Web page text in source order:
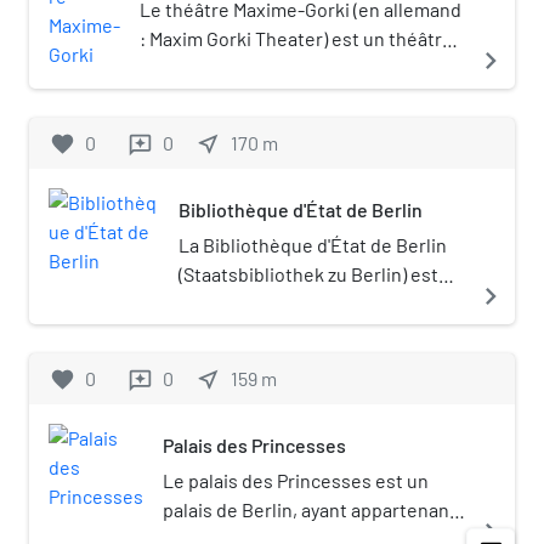
Le théâtre Maxime-Gorki (en allemand
: Maxim Gorki Theater) est un théâtre
l'écrivain soviétique Maxime Gorki. En
Erpulat (de), d'origine turque,
dramaturge austro-israélienne Yael
Ronen.
navigate_next
favorite 0 reviews 0 near_me 170 m
Bibliothèque d'État de Berlin
La Bibliothèque d'État de Berlin
(Staatsbibliothek zu Berlin) est
propriété de la Fondation du
(Stiftung Preußischer
deux bâtiments, elle constitue
une réserve de connaissances de
la littérature de tous temps, tous
navigate_next
favorite 0 reviews 0 near_me 159 m
Palais des Princesses
Le palais des Princesses est un
palais de Berlin, ayant appartenant
navigate_next